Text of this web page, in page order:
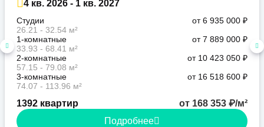
4 кв. 2026 - 1 кв. 2027
Студии
26.21 - 32.54 м²
от 6 935 000 ₽
1-комнатные
33.93 - 68.41 м²
от 7 889 000 ₽
2-комнатные
57.15 - 79.08 м²
от 10 423 050 ₽
3-комнатные
74.07 - 113.96 м²
от 16 518 600 ₽
1392 квартир
от 168 353 ₽/м²
Подробнее